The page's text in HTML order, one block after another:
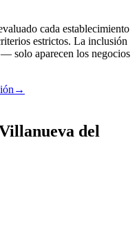
cada establecimiento
estrictos. La inclusión
solo aparecen los negocios
→
del